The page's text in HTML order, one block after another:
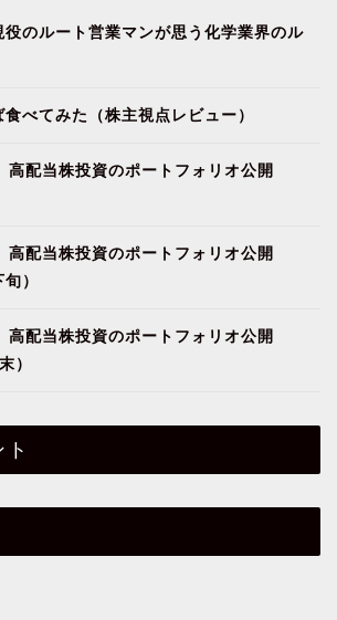
役のルート営業マンが思う化学業界のル
べてみた（株主視点レビュー）
高配当株投資のポートフォリオ公開
高配当株投資のポートフォリオ公開
）
高配当株投資のポートフォリオ公開
）